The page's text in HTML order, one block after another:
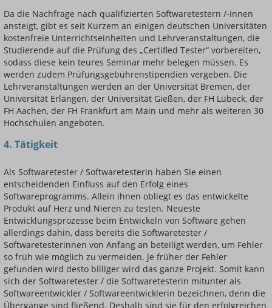
Da die Nachfrage nach qualifizierten Softwaretestern /-innen
ansteigt, gibt es seit Kurzem an einigen deutschen Universitäten
kostenfreie Unterrichtseinheiten und Lehrveranstaltungen, die
Studierende auf die Prüfung des „Certified Tester“ vorbereiten,
sodass diese kein teures Seminar mehr belegen müssen. Es
werden zudem Prüfungsgebührenstipendien vergeben. Die
Lehrveranstaltungen werden an der Universität Bremen, der
Universität Erlangen, der Universität Gießen, der FH Lübeck, der
FH Aachen, der FH Frankfurt am Main und mehr als weiteren 30
Hochschulen angeboten.
4. Tätigkeit
Als Softwaretester / Softwaretesterin haben Sie einen
entscheidenden Einfluss auf den Erfolg eines
Softwareprogramms. Allein ihnen obliegt es das entwickelte
Produkt auf Herz und Nieren zu testen. Neueste
Entwicklungsprozesse beim Entwickeln von Software gehen
allerdings dahin, dass bereits die Softwaretester /
Softwaretesterinnen von Anfang an beteiligt werden, um Fehler
so früh wie möglich zu vermeiden. Je früher der Fehler
gefunden wird desto billiger wird das ganze Projekt. Somit kann
sich der Softwaretester / die Softwaretesterin mitunter als
Softwareentwickler / Softwareentwicklerin bezeichnen, denn die
Übergänge sind fließend. Deshalb sind sie für den erfolgreichen